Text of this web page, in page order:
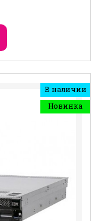
В наличии
Новинка